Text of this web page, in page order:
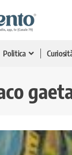
Politica